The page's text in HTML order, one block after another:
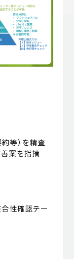
等）を精査
案を指摘
性確認テー